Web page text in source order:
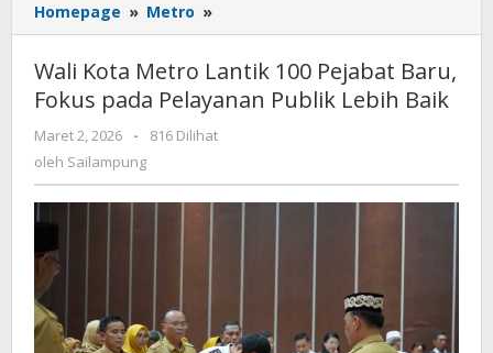
Homepage » Metro »
Kota
Metro
Lantik
100
Wali Kota Metro Lantik 100 Pejabat Baru,
Fokus pada Pelayanan Publik Lebih Baik
Maret 2, 2026
oleh
Sailampung
-
816 Dilihat
oleh Sailampung